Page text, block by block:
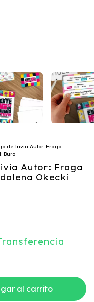
de Trivia Autor: Fraga
Buro
Autor: Fraga
Okecki